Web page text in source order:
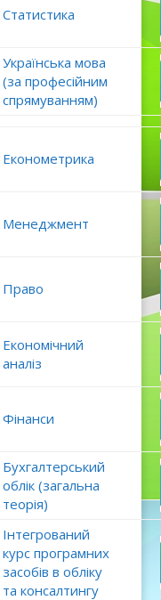
Статистика
Українська мова
(за професійним
спрямуванням)
Економетрика
Менеджмент
Право
Економічний
аналіз
Фінанси
Бухгалтерський
облік (загальна
теорія)
Інтегрований
курс програмних
засобів в обліку
та консалтингу